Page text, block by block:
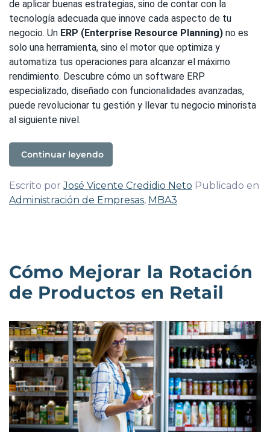
de aplicar buenas estrategias, sino de contar con la
tecnología adecuada que innove cada aspecto de tu
negocio. Un ERP (Enterprise Resource Planning) no es
solo una herramienta, sino el motor que optimiza y
automatiza tus operaciones para alcanzar el máximo
rendimiento. Descubre cómo un software ERP
especializado, diseñado con funcionalidades avanzadas,
puede revolucionar tu gestión y llevar tu negocio minorista
al siguiente nivel.
Continuar leyendo
Escrito porJosé Vicente Credidio Neto Publicado en
Administración de Empresas, MBA3
Cómo Mejorar la Rotación
de Productos en Retail